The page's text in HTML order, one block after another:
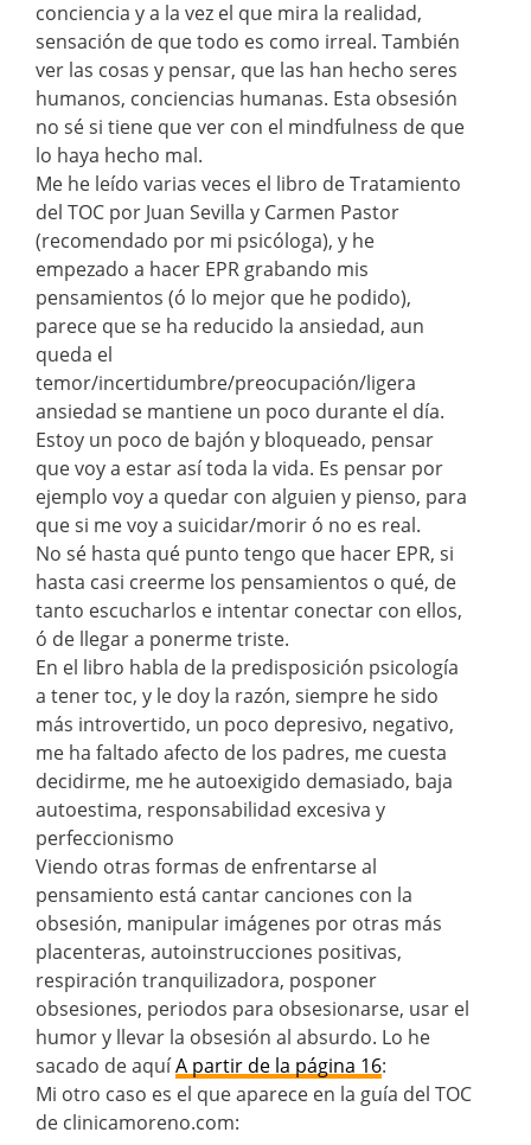
conciencia y a la vez el que mira la realidad,
sensación de que todo es como irreal. También
ver las cosas y pensar, que las han hecho seres
humanos, conciencias humanas. Esta obsesión
no sé si tiene que ver con el mindfulness de que
lo haya hecho mal.
Me he leído varias veces el libro de Tratamiento
del TOC por Juan Sevilla y Carmen Pastor
(recomendado por mi psicóloga), y he
empezado a hacer EPR grabando mis
pensamientos (ó lo mejor que he podido),
parece que se ha reducido la ansiedad, aun
queda el
temor/incertidumbre/preocupación/ligera
ansiedad se mantiene un poco durante el día.
Estoy un poco de bajón y bloqueado, pensar
que voy a estar así toda la vida. Es pensar por
ejemplo voy a quedar con alguien y pienso, para
que si me voy a suicidar/morir ó no es real.
No sé hasta qué punto tengo que hacer EPR, si
hasta casi creerme los pensamientos o qué, de
tanto escucharlos e intentar conectar con ellos,
ó de llegar a ponerme triste.
En el libro habla de la predisposición psicología
a tener toc, y le doy la razón, siempre he sido
más introvertido, un poco depresivo, negativo,
me ha faltado afecto de los padres, me cuesta
decidirme, me he autoexigido demasiado, baja
autoestima, responsabilidad excesiva y
perfeccionismo
Viendo otras formas de enfrentarse al
pensamiento está cantar canciones con la
obsesión, manipular imágenes por otras más
placenteras, autoinstrucciones positivas,
respiración tranquilizadora, posponer
obsesiones, periodos para obsesionarse, usar el
humor y llevar la obsesión al absurdo. Lo he
sacado de aquíA partir de la página 16:
Mi otro caso es el que aparece en la guía del TOC
de clinicamoreno.com: